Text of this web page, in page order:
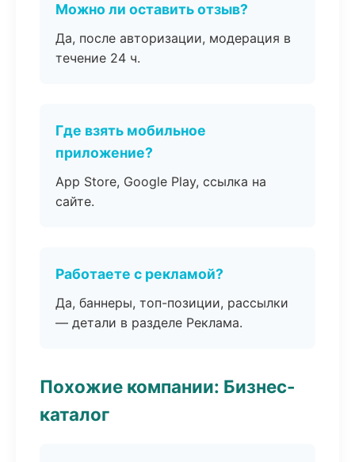
Можно ли оставить отзыв?
Да, после авторизации, модерация в
течение 24 ч.
Где взять мобильное
приложение?
App Store, Google Play, ссылка на
сайте.
Работаете с рекламой?
Да, баннеры, топ-позиции, рассылки
— детали в разделе Реклама.
Похожие компании: Бизнес-
каталог